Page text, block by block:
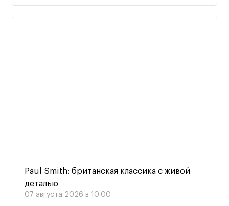
Paul Smith: британская классика с живой
деталью
07 августа 2026 в 10:00